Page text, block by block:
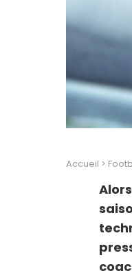
Accueil >